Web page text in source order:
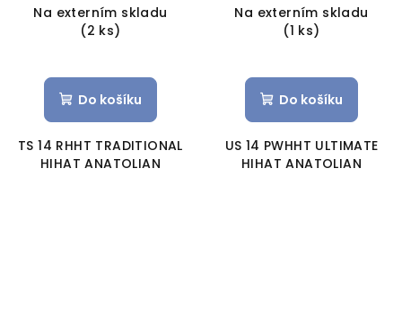
Na externím skladu
(2 ks)
Do košíku
TS 14 RHHT TRADITIONAL
HIHAT ANATOLIAN
Na externím skladu
(1 ks)
Do košíku
US 14 PWHHT ULTIMATE
HIHAT ANATOLIAN